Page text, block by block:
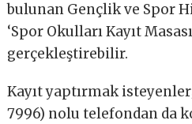
bulunan Gençlik ve Spor
‘Spor Okulları Kayıt
gerçekleştirebilir.
Kayıt yaptırmak
7996) nolu telefondan da